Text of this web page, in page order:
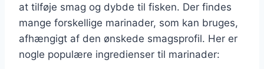
at tilføje smag og dybde til fisken. Der findes
mange forskellige marinader, som kan bruges,
afhængigt af den ønskede smagsprofil. Her er
nogle populære ingredienser til marinader: